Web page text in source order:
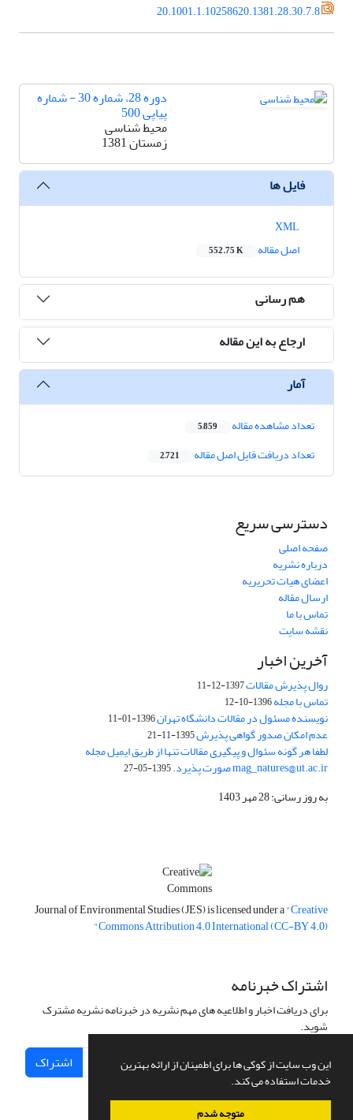
این وب سایت از کوکی ها برای اطمینان از ارائه بهترین
خدمات استفاده می کند.
متوجه شدم
20.1001.1.10258620.1381.28.30.7.8
دوره 28، شماره 30 - شماره
پیاپی 500
محیط شناسی
زمستان 1381
فایل ها
اصل مقاله
552.75 K
هم رسانی
ارجاع به این مقاله
آمار
تعداد مشاهده مقاله 5,859
تعداد دریافت فایل اصل مقاله 2,721
دسترسی سریع
صفحه اصلی
درباره نشریه
اعضای هیات تحریریه
ارسال مقاله
تماس با ما
نقشه سایت
آخرین اخبار
روال پذیرش مقالات1397-12-11
تماس با مجله1396-10-12
نویسنده مسئول در مقالات دانشگاه تهران1396-01-11
عدم امکان صدور گواهی پذیرش1395-11-21
لطفا هر گونه سئوال و پیگیری مقالات تنها از طریق ایمیل مجله
mag_natures@ut.ac.ir صورت پذیرد. 1395-05-27
به روز رسانی: 28 مهر 1403
Journal of Environmental Studies (JES) is licensed under a"Creative
Commons Attribution 4.0 International (CC-BY 4.0)"
اشتراک خبرنامه
برای دریافت اخبار و اطلاعیه های مهم نشریه در خبرنامه نشریه مشترک
شوید.
اشتراک